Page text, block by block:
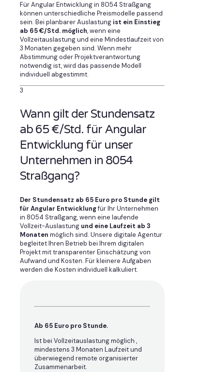
Für Angular Entwicklung in 8054 Straßgang
können unterschiedliche Preismodelle passend
sein. Bei planbarer Auslastung ist ein Einstieg
ab 65 €/Std. möglich, wenn eine
Vollzeitauslastung und eine Mindestlaufzeit von
3 Monaten gegeben sind. Wenn mehr
Abstimmung oder Projektverantwortung
notwendig ist, wird das passende Modell
individuell abgestimmt.
3
Wann gilt der Stundensatz
ab 65 €/Std. für Angular
Entwicklung für unser
Unternehmen in 8054
Straßgang?
Der Stundensatz ab 65 Euro pro Stunde gilt
für Angular Entwicklungfür Ihr Unternehmen
in 8054 Straßgang, wenn eine laufende
Vollzeit-Auslastung und eine Laufzeit ab 3
Monaten möglich sind. Unsere digitale Agentur
begleitet Ihren Betrieb bei Ihrem digitalen
Projekt mit transparenter Einschätzung von
Aufwand und Kosten. Für kleinere Aufgaben
werden die Kosten individuell kalkuliert.
Ab 65 Euro pro Stunde.
Ist bei Vollzeitauslastung möglich ,
mindestens 3 Monaten Laufzeit und
überwiegend remote organisierter
Zusammenarbeit.